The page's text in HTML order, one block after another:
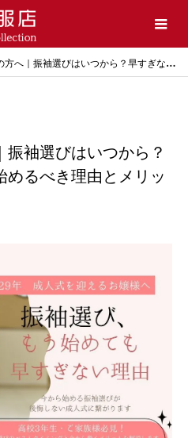
びはいつから？早すぎない、今から始めるべき理由とメリットを解説
振袖選びはいつから？
めるべき理由とメリッ